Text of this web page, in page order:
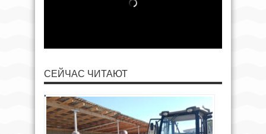
СЕЙЧАС ЧИТАЮТ